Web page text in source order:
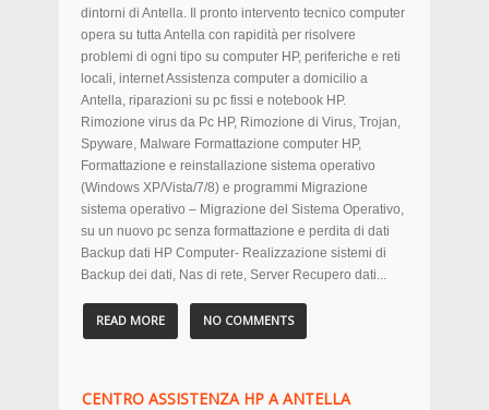
dintorni di Antella. Il pronto intervento tecnico computer
opera su tutta Antella con rapidità per risolvere
problemi di ogni tipo su computer HP, periferiche e reti
locali, internet Assistenza computer a domicilio a
Antella, riparazioni su pc fissi e notebook HP.
Rimozione virus da Pc HP, Rimozione di Virus, Trojan,
Spyware, Malware Formattazione computer HP,
Formattazione e reinstallazione sistema operativo
(Windows XP/Vista/7/8) e programmi Migrazione
sistema operativo – Migrazione del Sistema Operativo,
su un nuovo pc senza formattazione e perdita di dati
Backup dati HP Computer- Realizzazione sistemi di
Backup dei dati, Nas di rete, Server Recupero dati...
READ MORE NO COMMENTS
CENTRO ASSISTENZA HP A ANTELLA